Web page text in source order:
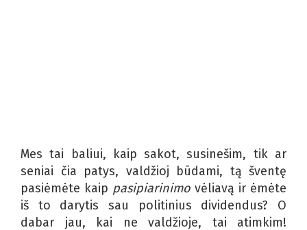
Mes tai baliui, kaip sakot, susinešim, tik ar
seniai čia patys, valdžioj būdami, tą šventę
pasiėmėte kaip pasipiarinimo vėliavą ir ėmėte
iš to darytis sau politinius dividendus? O
dabar jau, kai ne valdžioje, tai atimkim!